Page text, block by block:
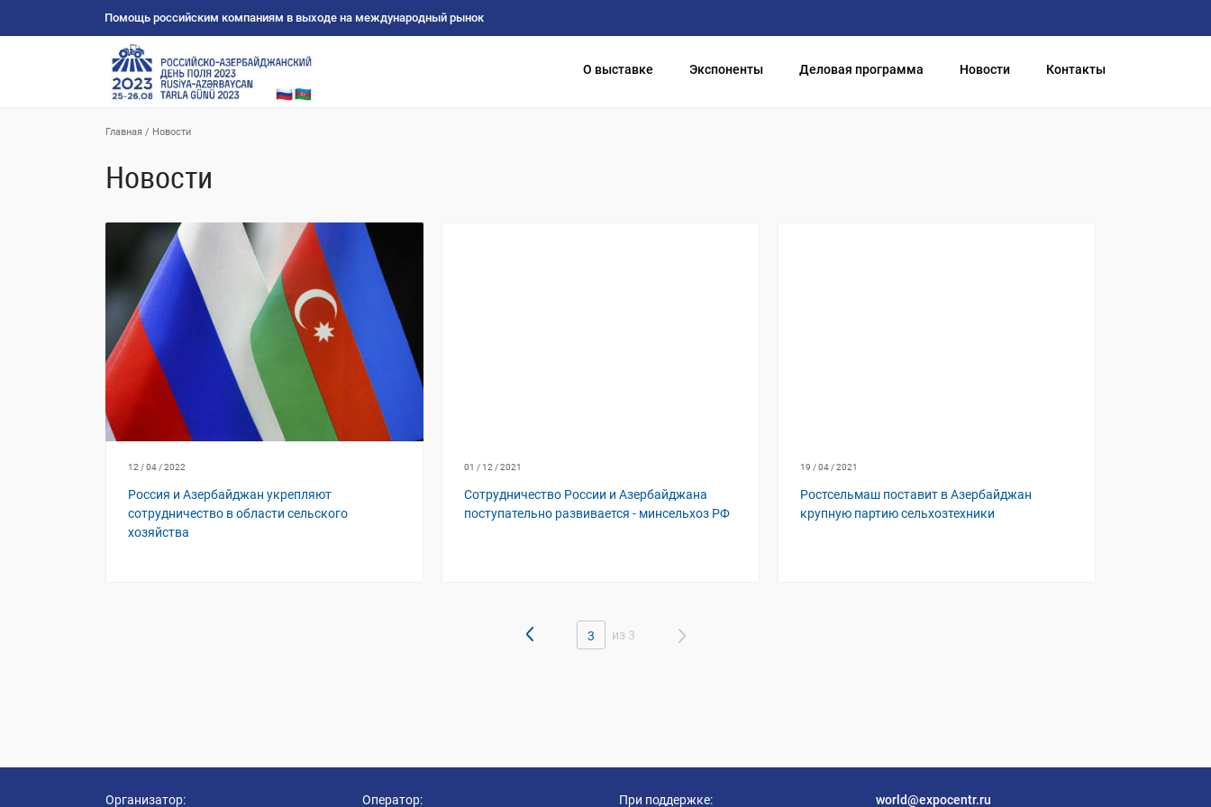
Помощь российским компаниям в выходе на международный рынок
О выставке Экспоненты Деловая программа Новости Контакты
Главная / Новости
Новости
12 / 04 / 2022
Россия и Азербайджан укрепляют
сотрудничество в области сельского
хозяйства
01 / 12 / 2021
Сотрудничество России и Азербайджана
поступательно развивается - минсельхоз РФ
19 / 04 / 2021
Ростсельмаш поставит в Азербайджан
крупную партию сельхозтехники
3 из 3
Организатор: Оператор: При поддержке: world@expocentr.ru